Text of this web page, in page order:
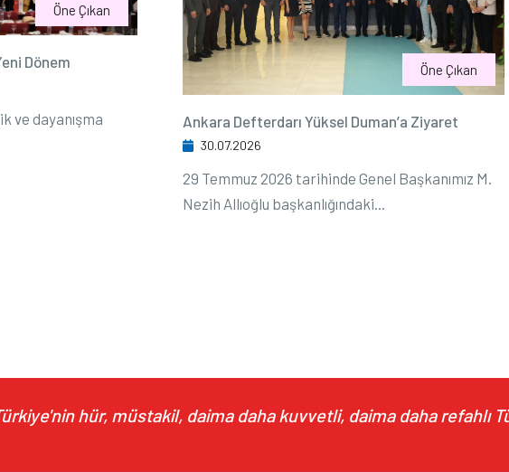
Öne Çıkan
Dönem
ve dayanışma
Öne Çıkan
Ankara Defterdarı Yüksel Duman’a Ziyaret
30.07.2026
29 Temmuz 2026 tarihinde Genel Başkanımız M.
Nezih Allıoğlu başkanlığındaki...
hür, müstakil, daima daha kuvvetli, daima daha refahlı